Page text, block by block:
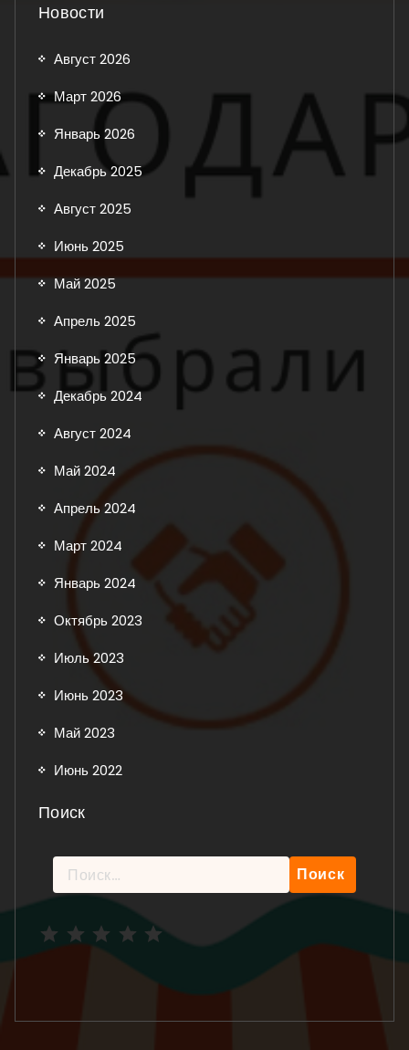
Новости
Август 2026
Март 2026
Январь 2026
Декабрь 2025
Август 2025
Июнь 2025
Май 2025
Апрель 2025
Январь 2025
Декабрь 2024
Август 2024
Май 2024
Апрель 2024
Март 2024
Январь 2024
Октябрь 2023
Июль 2023
Июнь 2023
Май 2023
Июнь 2022
Поиск
Найти: